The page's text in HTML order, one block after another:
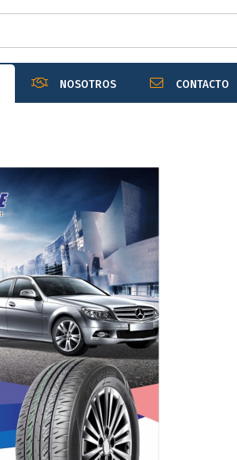
Enviar
NOSOTROS CONTACTO